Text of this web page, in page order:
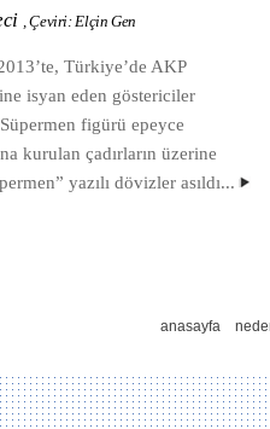
,Çeviri: Elçin Gen
Türkiye’de AKP
isyan eden göstericiler
Süpermen figürü epeyce
kurulan çadırların üzerine
yazılı dövizler asıldı...
anasayfa